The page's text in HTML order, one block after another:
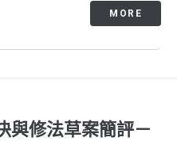
MORE
與修法草案簡評－